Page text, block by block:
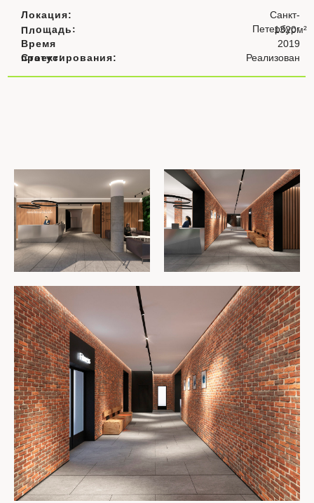
Локация:
Площадь:
Время
проектирования:
Статус:
Санкт-
Петербург
2019
Реализован
1320м²